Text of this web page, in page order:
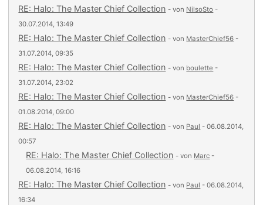
RE: Halo: The Master Chief Collection - von NilsoSto -
30.07.2014, 13:49
RE: Halo: The Master Chief Collection - von MasterChief56 -
31.07.2014, 09:35
RE: Halo: The Master Chief Collection - von boulette -
31.07.2014, 23:02
RE: Halo: The Master Chief Collection - von MasterChief56 -
01.08.2014, 09:00
RE: Halo: The Master Chief Collection - von Paul - 06.08.2014,
00:57
RE: Halo: The Master Chief Collection - von Marc -
06.08.2014, 16:16
RE: Halo: The Master Chief Collection - von Paul - 06.08.2014,
16:34